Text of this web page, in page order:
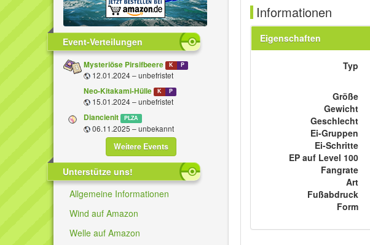
Event-Verteilungen
Mysteriöse Pirsifbeere K P
12.01.2024 – unbefristet
Neo-Kitakami-Hülle
K P
15.01.2024 – unbefristet
Diancienit
PLZA
06.11.2025 – unbekannt
Weitere Events
Unterstütze uns!
Allgemeine Informationen
Wind auf Amazon
Welle auf Amazon
Informationen
Eigenschaften
Typ
Größe
Gewicht
Geschlecht
Ei-Gruppen
Ei-Schritte
EP auf Level 100
Fangrate
Art
Fußabdruck
Form